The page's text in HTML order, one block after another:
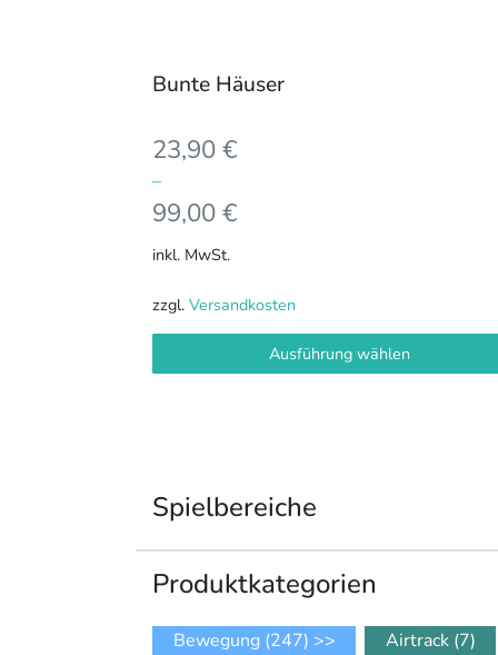
Bunte Häuser
23,90€
–
99,00€
inkl. MwSt.
zzgl. Versandkosten
Ausführung wählen
werden
Spielbereiche
Produkt­kategorien
Bewegung (247) >> Airtrack (7)